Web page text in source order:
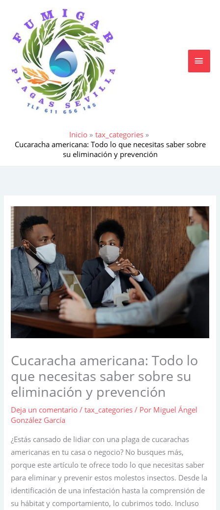
contenido
Inicio
tax_categories
Cucaracha americana: Todo lo que necesitas saber sobre
su eliminación y prevención
Cucaracha americana: Todo lo
que necesitas saber sobre su
eliminación y prevención
Deja un comentario /tax_categories / Por Miguel Ángel
González García
¿Estás cansado de lidiar con una plaga de cucarachas
americanas en tu casa o negocio? No busques más,
porque este artículo te ofrece todo lo que necesitas saber
para eliminar y prevenir estos molestos insectos. Desde la
identificación de una infestación hasta la comprensión de
su hábitat y comportamiento, lo cubrimos todo. Incluso